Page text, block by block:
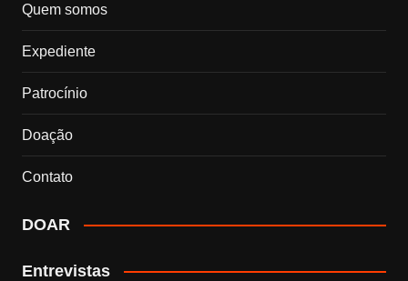
Quem somos
Expediente
Patrocínio
Doação
Contato
DOAR
Entrevistas